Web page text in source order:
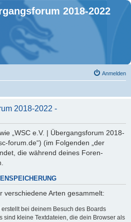
2018-2022
Anmelden
2018-2022 -
„WSC e.V. | Übergangsforum 2018-
forum.de“) (im Folgenden „der
die während deines Foren-
verschiedene Arten gesammelt:
bei deinem Besuch des Boards
sind kleine Textdateien, die dein Browser als